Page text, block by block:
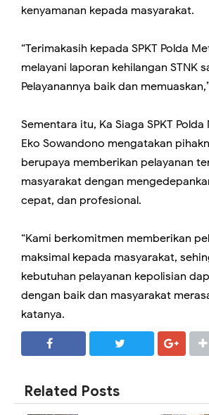
kenyamanan kepada masyarakat.
“Terimakasih kepada SPKT Polda
melayani laporan kehilangan STNK
Pelayanannya baik dan
Sementara itu, Ka Siaga SPKT
Eko Sowandono mengatakan
berupaya memberikan pelayanan
masyarakat dengan
cepat, dan profesional.
“Kami berkomitmen memberikan
maksimal kepada masyarakat,
kebutuhan pelayanan kepolisian
dengan baik dan masyarakat
katanya.
Related Posts